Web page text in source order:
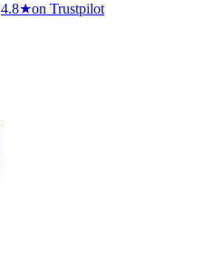
4.8★on Trustpilot